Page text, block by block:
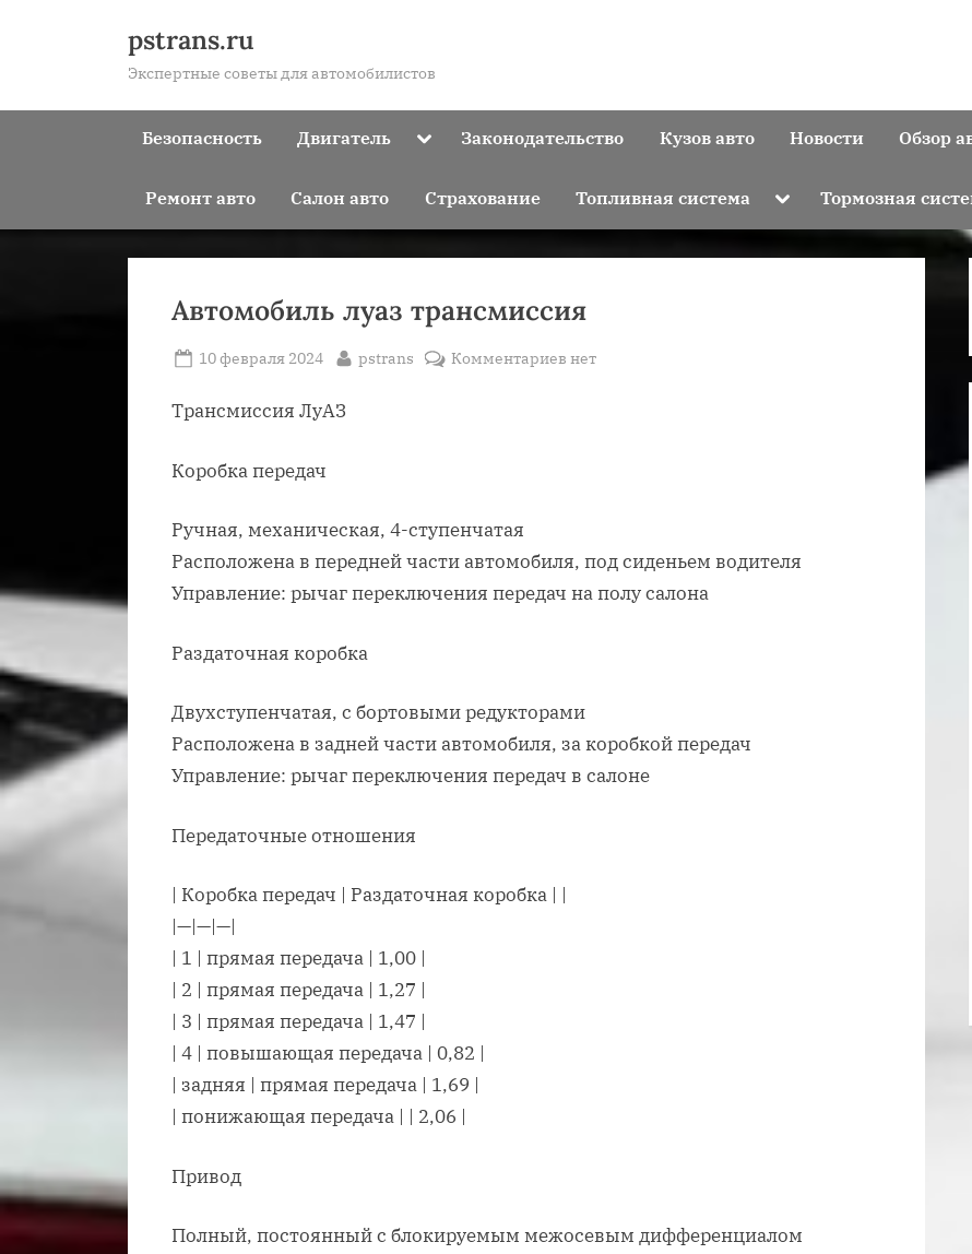
pstrans.ru
Экспертные советы для автомобилистов
Безопасность Двигатель ToggleЗаконодательство Кузов авто Новости Обзор
Ремонт авто Салон авто Страхование Топливная система Toggle
menu
Тормозная
Автомобиль луаз трансмиссия
Posted
10 февраля 2024 By
pstrans Комментариев к
нет
Трансмиссия ЛуАЗ
Коробка передач
Ручная, механическая, 4-ступенчатая
Расположена в передней части автомобиля, под сиденьем водителя
Управление: рычаг переключения передач на полу салона
Раздаточная коробка
Двухступенчатая, с бортовыми редукторами
Расположена в задней части автомобиля, за коробкой передач
Управление: рычаг переключения передач в салоне
Передаточные отношения
| Коробка передач | Раздаточная коробка | |
|—|—|—|
| 1 | прямая передача | 1,00 |
| 2 | прямая передача | 1,27 |
| 3 | прямая передача | 1,47 |
| 4 | повышающая передача | 0,82 |
| задняя | прямая передача | 1,69 |
| понижающая передача | | 2,06 |
Привод
Полный, постоянный с блокируемым межосевым дифференциалом